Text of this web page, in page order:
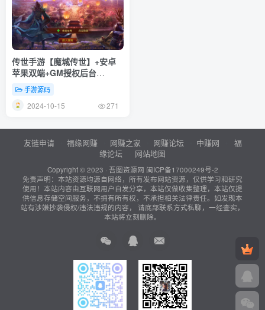
传世手游【魔城传世】+安卓
苹果双端+GM授权后台
+Linux一键全自动搭建脚本
+Linux手工服务端+详细搭建
教程
手游源码
2024-10-15 271
友链申请 福缘网赚 网赚之家 网赚论坛 中赚网
福
缘论坛
网站地图
Copyright © 2023 · 吾图资源网 闽ICP备17000249号-2
免责声明：本站资源均源自网络，所有发布网站资源，仅供学习和研究
使用！本站内容由互联网用户自发分享，本站仅做收集整理，本站仅提
供信息存储空间服务，不拥有所有权，不承担相关法律责任。如发现本
站有涉嫌抄袭侵权/违法违规的内容， 请底部联系方式私聊，一经查实，
本站将立刻删除。